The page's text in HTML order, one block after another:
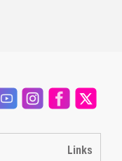
Links